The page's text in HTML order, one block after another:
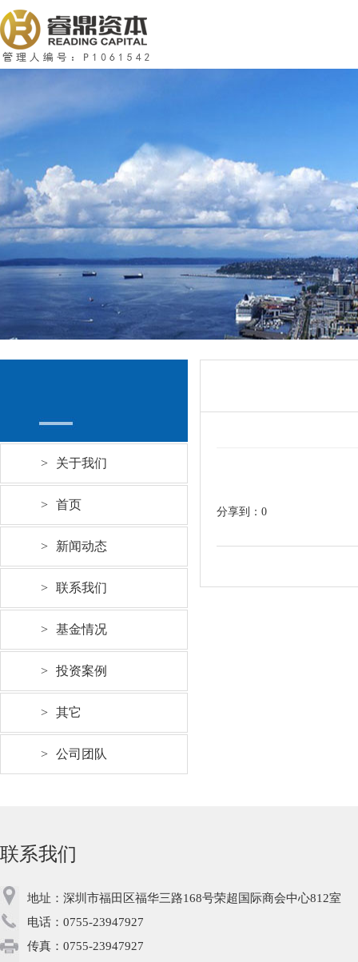
> 关于我们
> 首页
> 新闻动态
> 联系我们
> 基金情况
> 投资案例
> 其它
> 公司团队
分享到： 0
联系我们
地址：深圳市福田区福华三路168号荣超国际商会中心812室
电话：0755-23947927
传真：0755-23947927